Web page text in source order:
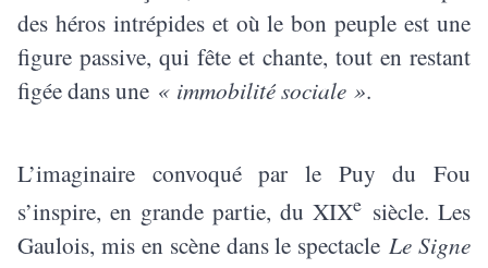
des héros intrépides et où le bon peuple est une
figure passive, qui fête et chante, tout en restant
figée dans une « immobilité sociale ».
L’imaginaire convoqué par le Puy du Fou
s’inspire, en grande partie, du XIXe siècle. Les
Gaulois, mis en scène dans le spectacleLe Signe